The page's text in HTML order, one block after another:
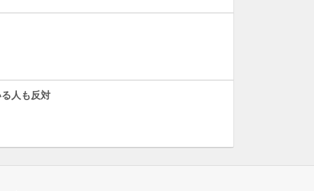
人も反対